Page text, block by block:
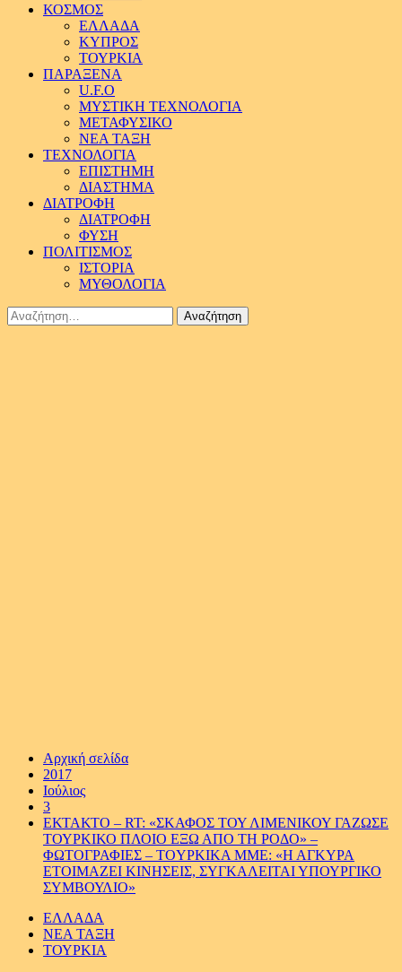
ΚΟΣΜΟΣ
ΕΛΛΑΔΑ
ΚΥΠΡΟΣ
ΤΟΥΡΚΙΑ
ΠΑΡΑΞΕΝΑ
U.F.O
ΜΥΣΤΙΚΗ ΤΕΧΝΟΛΟΓΙΑ
ΜΕΤΑΦΥΣΙΚΟ
ΝΕΑ ΤΑΞΗ
ΤΕΧΝΟΛΟΓΙΑ
ΕΠΙΣΤΗΜΗ
ΔΙΑΣΤΗΜΑ
ΔΙΑΤΡΟΦΗ
ΔΙΑΤΡΟΦΗ
ΦΥΣΗ
ΠΟΛΙΤΙΣΜΟΣ
ΙΣΤΟΡΙΑ
ΜΥΘΟΛΟΓΙΑ
Αναζήτηση
για:
Αρχική σελίδα
2017
Ιούλιος
3
ΕΚΤΑΚΤΟ – RT: «ΣΚΑΦΟΣ ΤΟΥ ΛΙΜΕΝΙΚΟΥ ΓΑΖΩΣΕ
ΤΟΥΡΚΙΚΟ ΠΛΟΙΟ ΕΞΩ ΑΠΟ ΤΗ ΡΟΔΟ» –
ΦΩΤΟΓΡΑΦΙΕΣ – TOYΡΚΙΚΑ ΜΜΕ: «Η ΑΓΚΥΡΑ
ΕΤΟΙΜΑΖΕΙ ΚΙΝΗΣΕΙΣ, ΣΥΓΚΑΛΕΙΤΑΙ ΥΠΟΥΡΓΙΚΟ
ΣΥΜΒΟΥΛΙΟ»
ΕΛΛΑΔΑ
ΝΕΑ ΤΑΞΗ
ΤΟΥΡΚΙΑ